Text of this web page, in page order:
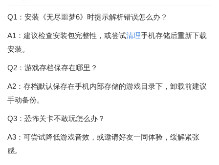
Q1：安装《无尽噩梦6》时提示解析错误怎么办？
A1：建议检查安装包完整性，或尝试清理手机存储后重新下载
安装。
Q2：游戏存档保存在哪里？
A2：存档默认保存在手机内部存储的游戏目录下，卸载前建议
手动备份。
Q3：恐怖关卡不敢玩怎么办？
A3：可尝试降低游戏音效，或邀请好友一同体验，缓解紧张
感。